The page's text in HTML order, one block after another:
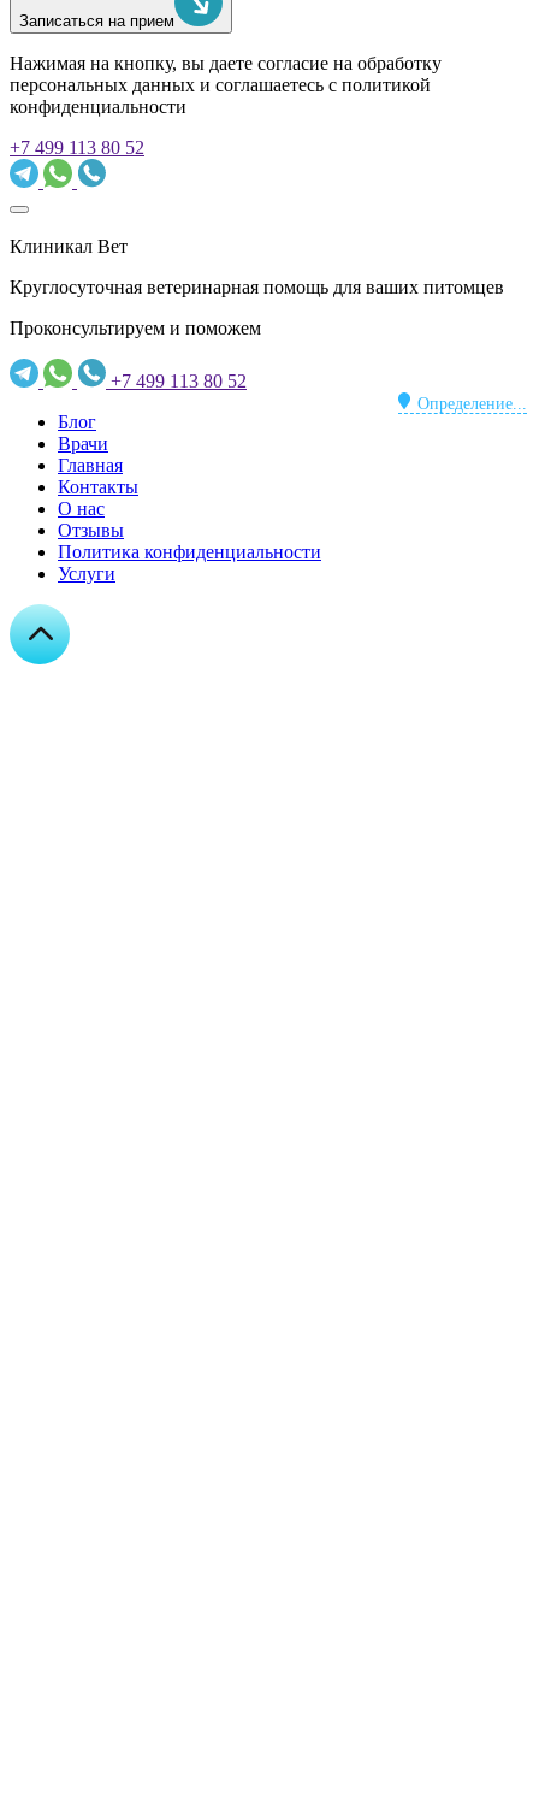
Записаться на прием
Нажимая на кнопку, вы даете согласие на обработку
персональных данных и соглашаетесь c политикой
конфиденциальности
+7 499 113 80 52
Клиникал Вет
Круглосуточная ветеринарная помощь для ваших питомцев
Проконсультируем и поможем
+7 499 113 80 52
Определение...
Блог
Врачи
Главная
Контакты
О нас
Отзывы
Политика конфиденциальности
Услуги